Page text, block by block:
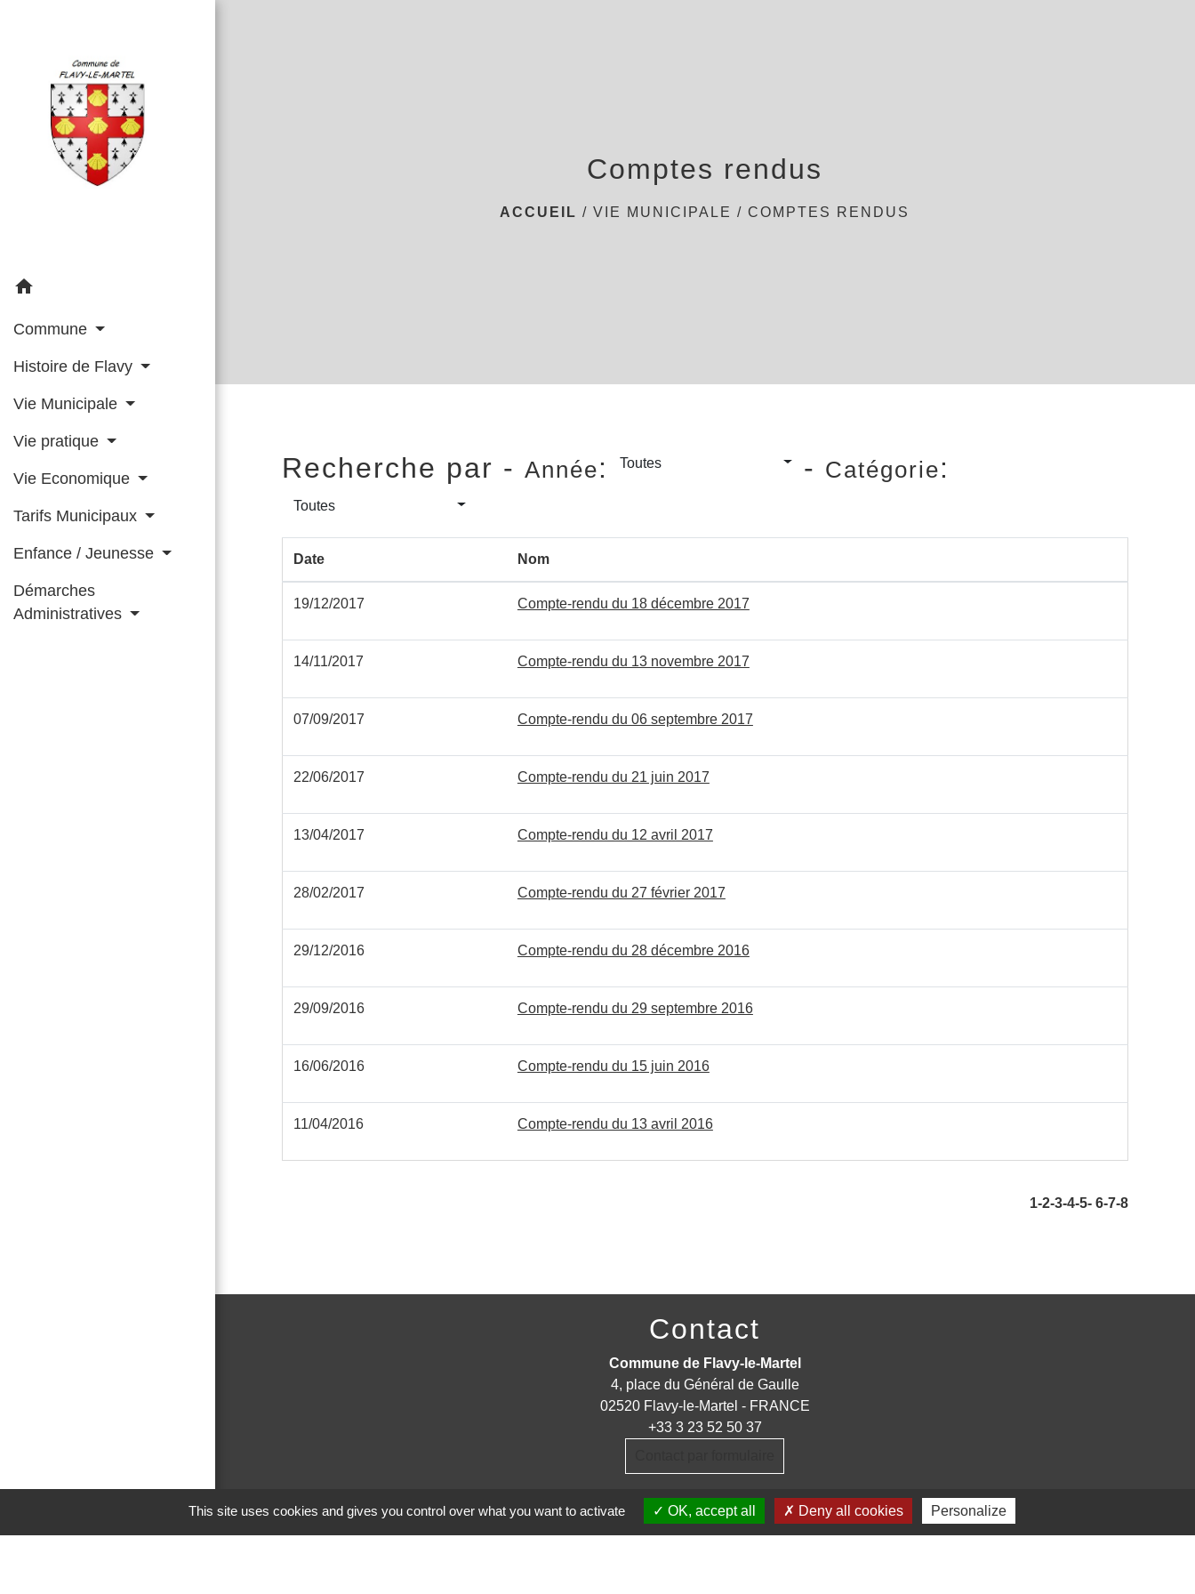
home
Commune
Histoire de Flavy
Vie Municipale
Vie pratique
Vie Economique
Tarifs Municipaux
Enfance / Jeunesse
Démarches
Administratives
Comptes rendus
ACCUEIL /VIE MUNICIPALE /COMPTES RENDUS
Recherche par - Année: Toutes - Catégorie:
Toutes
Date Nom
19/12/2017 Compte-rendu du 18 décembre 2017
14/11/2017 Compte-rendu du 13 novembre 2017
07/09/2017 Compte-rendu du 06 septembre 2017
22/06/2017 Compte-rendu du 21 juin 2017
13/04/2017 Compte-rendu du 12 avril 2017
28/02/2017 Compte-rendu du 27 février 2017
29/12/2016 Compte-rendu du 28 décembre 2016
29/09/2016 Compte-rendu du 29 septembre 2016
16/06/2016 Compte-rendu du 15 juin 2016
11/04/2016 Compte-rendu du 13 avril 2016
1-2-3-4-5- 6-7-8
Contact
Commune de Flavy-le-Martel
4, place du Général de Gaulle
02520 Flavy-le-Martel - FRANCE
+33 3 23 52 50 37
This site uses cookies and gives you control over what you want to activate OK, accept all Deny all cookies Personalize